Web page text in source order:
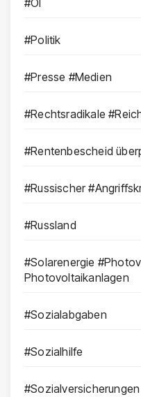
#Politik
#Presse #Medien
#Rechtsradikale
#Rentenbescheid
#Russischer
#Russland
#Solarenergie
Photovoltaikanlagen
#Sozialabgaben
#Sozialhilfe
#Sozialversicherungen